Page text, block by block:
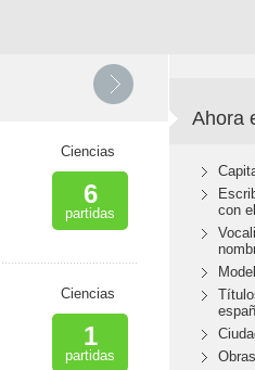
Ciencias
6
partidas
Ciencias
1
partidas
Ahora
con